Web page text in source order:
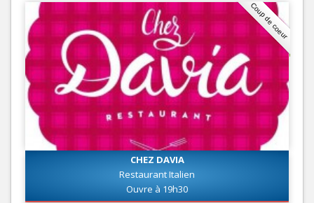
Coup de coeur
CHEZ DAVIA
Restaurant Italien
Ouvre à 19h30